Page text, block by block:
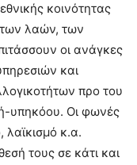
κοινότητας
λαών, των
οι ανάγκες
και
προ του
υπηκόου. Οι φωνές
λαϊκισμό κ.α.
τους σε κάτι και